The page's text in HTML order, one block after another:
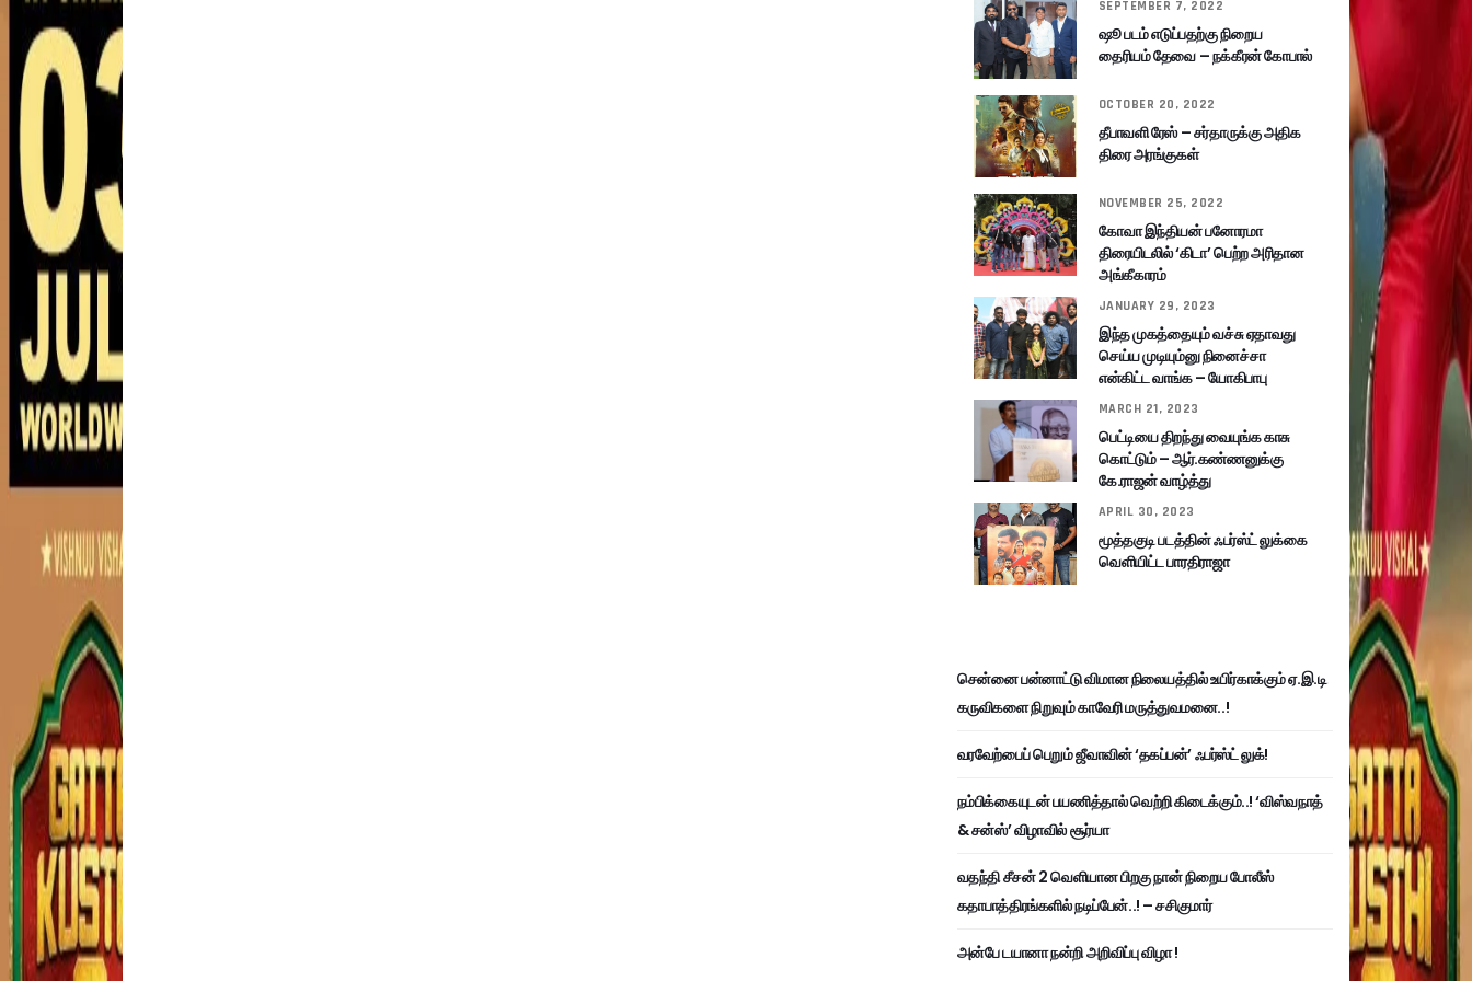
SEPTEMBER 7, 2022
ஷூ படம் எடுப்பதற்கு நிறைய
தைரியம் தேவை – நக்கீரன் கோபால்
OCTOBER 20, 2022
தீபாவளி ரேஸ் – சர்தாருக்கு அதிக
திரை அரங்குகள்
NOVEMBER 25, 2022
கோவா இந்தியன் பனோரமா
திரையிடலில் ‘கிடா’ பெற்ற அரிதான
அங்கீகாரம்
JANUARY 29, 2023
இந்த முகத்தையும் வச்சு ஏதாவது
செய்ய முடியும்னு நினைச்சா
என்கிட்ட வாங்க – யோகிபாபு
MARCH 21, 2023
பெட்டியை திறந்து வையுங்க காசு
கொட்டும் – ஆர்.கண்ணனுக்கு
கே.ராஜன் வாழ்த்து
APRIL 30, 2023
மூத்தகுடி படத்தின் ஃபர்ஸ்ட் லுக்கை
வெளியிட்ட பாரதிராஜா
சென்னை பன்னாட்டு விமான நிலையத்தில் உயிர்காக்கும் ஏ.இ.டி
கருவிகளை நிறுவும் காவேரி மருத்துவமனை..!
வரவேற்பைப் பெறும் ஜீவாவின் ‘தகப்பன்’ ஃபர்ஸ்ட் லுக்!
நம்பிக்கையுடன் பயணித்தால் வெற்றி கிடைக்கும்..! ‘விஸ்வநாத்
& சன்ஸ்’ விழாவில் சூர்யா
வதந்தி சீசன் 2 வெளியான பிறகு நான் நிறைய போலீஸ்
கதாபாத்திரங்களில் நடிப்பேன்..! – சசிகுமார்
அன்பே டயானா நன்றி அறிவிப்பு விழா !